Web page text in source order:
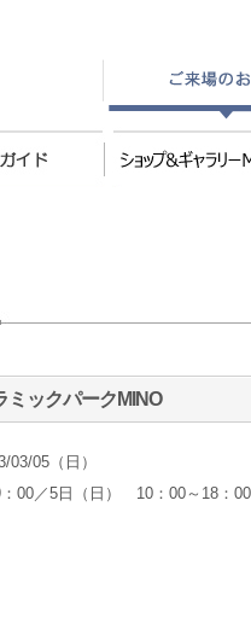
ミックパークMINO
03/05（日）
00／5日（日） 10：00～18：00